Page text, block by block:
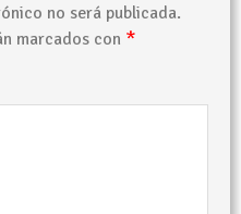
no será publicada.
marcados con *